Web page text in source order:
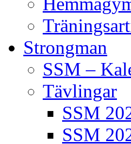
Strongman
SSM –
Tävlingar
SSM
SSM